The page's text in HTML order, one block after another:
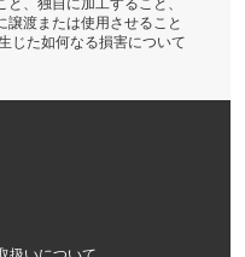
渡または使用させること
じた如何なる損害について